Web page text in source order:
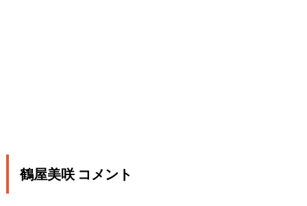
鶴屋美咲 コメント